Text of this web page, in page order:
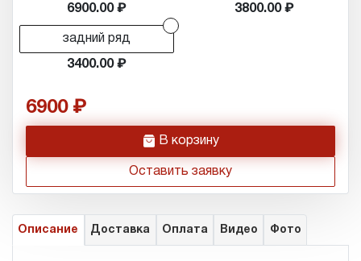
6900.00 3800.00
задний ряд
3400.00
6900
h В корзину
Оставить заявку
Описание Доставка Оплата Видео Фото